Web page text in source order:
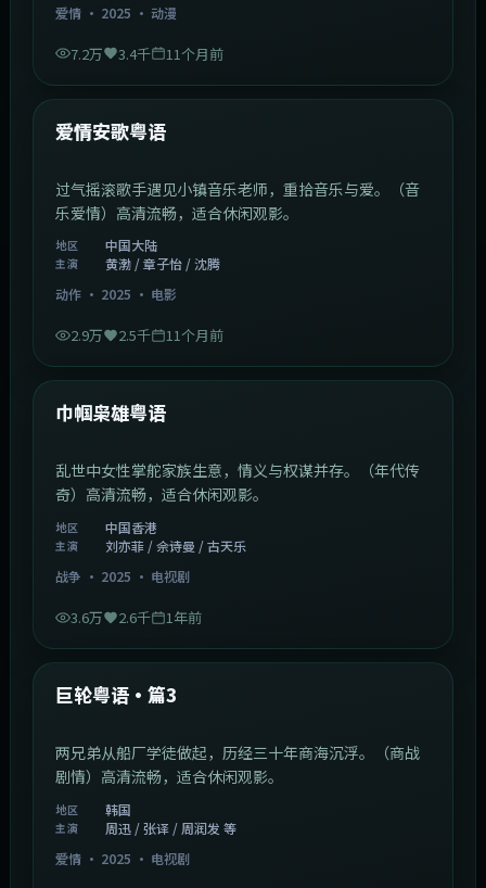
爱情· 2025 · 动漫
7.2万 3.4千 11个月前
最新
爱情安歌粤语
过气摇滚歌手遇见小镇音乐老师，重拾音乐与爱。（音
乐爱情）高清流畅，适合休闲观影。
地区 中国大陆
主演
黄渤 / 章子怡 / 沈腾
动作· 2025 · 电影
2.9万 2.5千 11个月前
最新
巾帼枭雄粤语
乱世中女性掌舵家族生意，情义与权谋并存。（年代传
奇）高清流畅，适合休闲观影。
地区 中国香港
主演
刘亦菲 / 佘诗曼 / 古天乐
战争 · 2025 · 电视剧
3.6万 2.6千 1年前
最新
巨轮粤语·篇3
两兄弟从船厂学徒做起，历经三十年商海沉浮。（商战
剧情）高清流畅，适合休闲观影。
地区 韩国
主演
周迅 / 张译 / 周润发 等
爱情· 2025 · 电视剧